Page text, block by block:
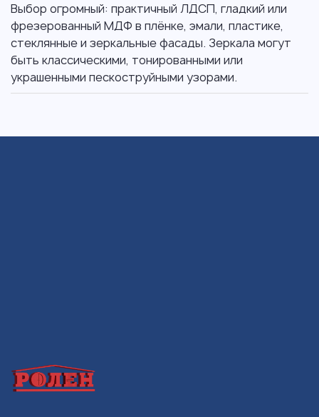
Выбор огромный: практичный ЛДСП, гладкий или
фрезерованный МДФ в плёнке, эмали, пластике,
стеклянные и зеркальные фасады. Зеркала могут
быть классическими, тонированными или
украшенными пескоструйными узорами.